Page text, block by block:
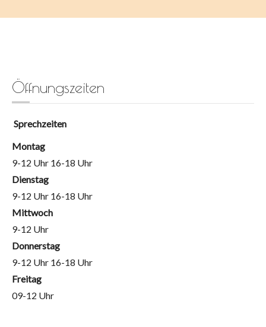
Öffnungszeiten
Sprechzeiten
Montag
9-12 Uhr 16-18 Uhr
Dienstag
9-12 Uhr 16-18 Uhr
Mittwoch
9-12 Uhr
Donnerstag
9-12 Uhr 16-18 Uhr
Freitag
09-12 Uhr